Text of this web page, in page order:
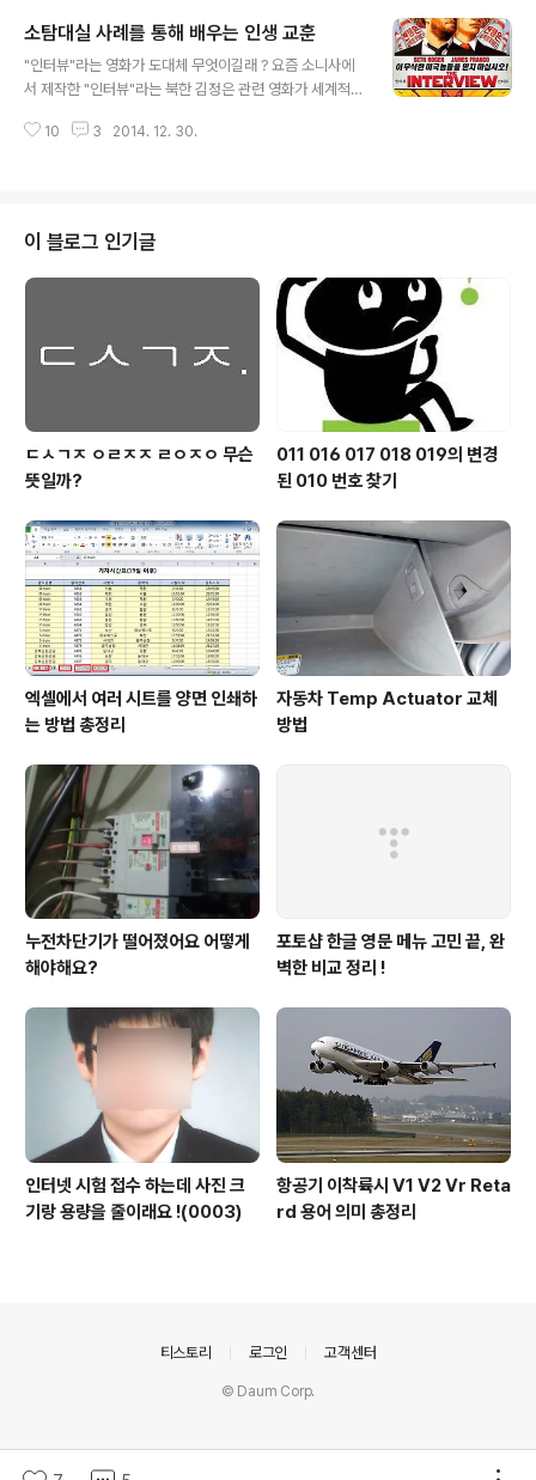
끔씩 항공기가 물 위에 비상 착륙 했다는 소식이 들려온다.
뉴욕 상공에서 기체 고장을 일으켰던 여객기는 기장의 신
속하고도 현명한 대처 덕분에 뉴욕 도심을 흐르는 허드슨
되었다. 그렇다면 파도가 치는 바다 한가운데에서도 항공
소탐대실 사례를 통해 배우는 인생 교훈
"인터뷰"라는 영화가 도대체 무엇이길래 ? 요즘 소니사에
서 제작한 "인터뷰"라는 북한 김정은 관련 영화가 세계적
다는 소식도 들려온다. 이 영화를 본 사람들의 평가는 엇갈
던 영화이기에 한번 봐야겠다는 쪽이 더 우세해 보인다. 그
렇다면 "인터뷰"라는 영화는 어떻게 유명하게 되었을까 ?
소니사를 해킹했던 집단은 소기의 목적을 과연 달성한 것
일까 ? 화제가 되고 있는 소니의 영화 "인터뷰", Source:
wikipedia.org 해킹으로 영화 개봉 중단 시키려다가 오
히려 전 세계에 제..
10 3 2014. 12. 30.
이 블로그 인기글
ㄷㅅㄱㅈ ㅇㄹㅈㅈ ㄹㅇㅈㅇ 무슨
뜻일까?
011 016 017 018 019의 변경
된 010 번호 찾기
엑셀에서 여러 시트를 양면 인쇄하
는 방법 총정리
자동차 Temp Actuator 교체
방법
누전차단기가 떨어졌어요 어떻게
해야해요?
포토샵 한글 영문 메뉴 고민 끝, 완
벽한 비교 정리 !
인터넷 시험 접수 하는데 사진 크
기랑 용량을 줄이래요 !(0003)
항공기 이착륙시 V1 V2 Vr Reta
rd 용어 의미 총정리
티스토리 로그인 고객센터
© Daum Corp.